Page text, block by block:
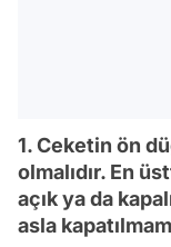
1. Ceketin ön
olmalıdır. En
açık ya da
asla